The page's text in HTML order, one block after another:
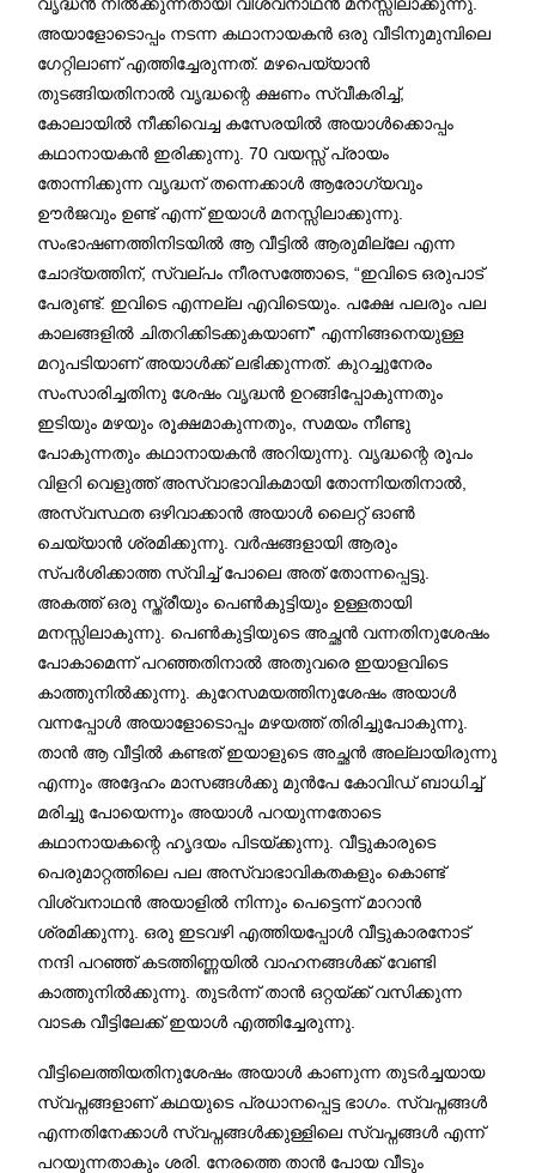
അയാളോടൊപ്പം നടന്ന കഥാനായകൻ ഒരു വീടിനുമുമ്പിലെ
ഗേറ്റിലാണ് എത്തിച്ചേരുന്നത്. മഴപെയ്യാൻ
തുടങ്ങിയതിനാൽ വൃദ്ധന്റെ ക്ഷണം സ്വീകരിച്ച്,
കോലായിൽ നീക്കിവെച്ച കസേരയിൽ അയാൾക്കൊപ്പം
കഥാനായകൻ ഇരിക്കുന്നു. 70 വയസ്സ് പ്രായം
തോന്നിക്കുന്ന വൃദ്ധന് തന്നെക്കാൾ ആരോഗ്യവും
ഊർജവും ഉണ്ട് എന്ന് ഇയാൾ മനസ്സിലാക്കുന്നു.
സംഭാഷണത്തിനിടയിൽ ആ വീട്ടിൽ ആരുമില്ലേ എന്ന
ചോദ്യത്തിന്, സ്വല്പം നീരസത്തോടെ, “ഇവിടെ ഒരുപാട്
പേരുണ്ട്. ഇവിടെ എന്നല്ല എവിടെയും. പക്ഷേ പലരും പല
കാലങ്ങളിൽ ചിതറിക്കിടക്കുകയാണ്” എന്നിങ്ങനെയുള്ള
മറുപടിയാണ് അയാൾക്ക് ലഭിക്കുന്നത്. കുറച്ചുനേരം
സംസാരിച്ചതിനു ശേഷം വൃദ്ധൻ ഉറങ്ങിപ്പോകുന്നതും
ഇടിയും മഴയും രൂക്ഷമാകുന്നതും, സമയം നീണ്ടു
പോകുന്നതും കഥാനായകൻ അറിയുന്നു. വൃദ്ധന്റെ രൂപം
വിളറി വെളുത്ത് അസ്വാഭാവികമായി തോന്നിയതിനാൽ,
അസ്വസ്ഥത ഒഴിവാക്കാൻ അയാൾ ലൈറ്റ് ഓൺ
ചെയ്യാൻ ശ്രമിക്കുന്നു. വർഷങ്ങളായി ആരും
സ്പർശിക്കാത്ത സ്വിച്ച് പോലെ അത് തോന്നപ്പെട്ടു.
അകത്ത് ഒരു സ്ത്രീയും പെൺകുട്ടിയും ഉള്ളതായി
മനസ്സിലാകുന്നു. പെൺകുട്ടിയുടെ അച്ഛൻ വന്നതിനുശേഷം
പോകാമെന്ന് പറഞ്ഞതിനാൽ അതുവരെ ഇയാളവിടെ
കാത്തുനിൽക്കുന്നു. കുറേസമയത്തിനുശേഷം അയാൾ
വന്നപ്പോൾ അയാളോടൊപ്പം മഴയത്ത് തിരിച്ചുപോകുന്നു.
താൻ ആ വീട്ടിൽ കണ്ടത് ഇയാളുടെ അച്ഛൻ അല്ലായിരുന്നു
എന്നും അദ്ദേഹം മാസങ്ങൾക്കു മുൻപേ കോവിഡ് ബാധിച്ച്
മരിച്ചു പോയെന്നും അയാൾ പറയുന്നതോടെ
കഥാനായകന്റെ ഹൃദയം പിടയ്ക്കുന്നു. വീട്ടുകാരുടെ
പെരുമാറ്റത്തിലെ പല അസ്വാഭാവികതകളും കൊണ്ട്
വിശ്വനാഥൻ അയാളിൽ നിന്നും പെട്ടെന്ന് മാറാൻ
ശ്രമിക്കുന്നു. ഒരു ഇടവഴി എത്തിയപ്പോൾ വീട്ടുകാരനോട്
നന്ദി പറഞ്ഞ് കടത്തിണ്ണയിൽ വാഹനങ്ങൾക്ക് വേണ്ടി
കാത്തുനിൽക്കുന്നു. തുടർന്ന് താൻ ഒറ്റയ്ക്ക് വസിക്കുന്ന
വാടക വീട്ടിലേക്ക് ഇയാൾ എത്തിച്ചേരുന്നു.
വീട്ടിലെത്തിയതിനുശേഷം അയാൾ കാണുന്ന തുടർച്ചയായ
സ്വപ്നങ്ങളാണ് കഥയുടെ പ്രധാനപ്പെട്ട ഭാഗം. സ്വപ്നങ്ങൾ
എന്നതിനേക്കാൾ സ്വപ്നങ്ങൾക്കുള്ളിലെ സ്വപ്നങ്ങൾ എന്ന്
പറയുന്നതാകും ശരി. നേരത്തെ താൻ പോയ വീടും